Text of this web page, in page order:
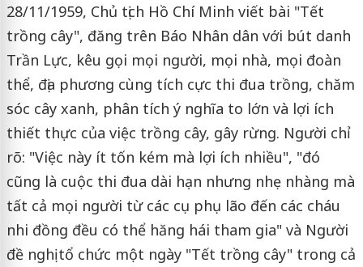
28/11/1959, Chủ tịch Hồ Chí Minh viết bài "Tết
trồng cây", đăng trên Báo Nhân dân với bút danh
Trần Lực, kêu gọi mọi người, mọi nhà, mọi đoàn
thể, địa phương cùng tích cực thi đua trồng, chăm
sóc cây xanh, phân tích ý nghĩa to lớn và lợi ích
thiết thực của việc trồng cây, gây rừng. Người chỉ
rõ: "Việc này ít tốn kém mà lợi ích nhiều", "đó
cũng là cuộc thi đua dài hạn nhưng nhẹ nhàng mà
tất cả mọi người từ các cụ phụ lão đến các cháu
nhi đồng đều có thể hăng hái tham gia" và Người
đề nghị tổ chức một ngày "Tết trồng cây" trong cả